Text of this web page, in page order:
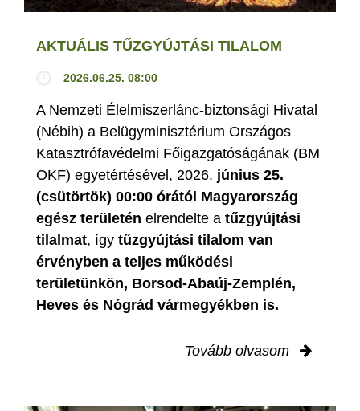
AKTUÁLIS TŰZGYÚJTÁSI TILALOM
2026.06.25. 08:00
A Nemzeti Élelmiszerlánc-biztonsági Hivatal
(Nébih) a Belügyminisztérium Országos
Katasztrófavédelmi Főigazgatóságának (BM
OKF) egyetértésével, 2026. június 25.
(csütörtök) 00:00 órától Magyarország
egész területén elrendelte a tűzgyújtási
tilalmat, így tűzgyújtási tilalom van
érvényben a teljes működési
területünkön, Borsod-Abaúj-Zemplén,
Heves és Nógrád vármegyékben is.
Tovább olvasom